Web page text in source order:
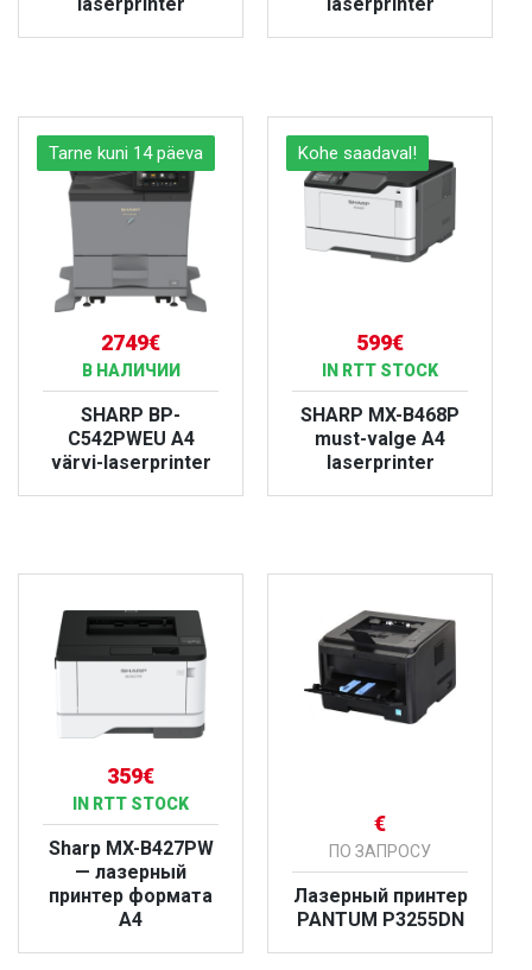
Tarne kuni 14 päeva
2749€
В НАЛИЧИИ
SHARP BP-
C542PWEU A4
värvi-laserprinter
Kohe saadaval!
599€
IN RTT STOCK
SHARP MX-B468P
must-valge A4
laserprinter
359€
IN RTT STOCK
Sharp MX-B427PW
— лазерный
принтер формата
A4
€
ПО ЗАПРОСУ
Лазерный принтер
PANTUM P3255DN